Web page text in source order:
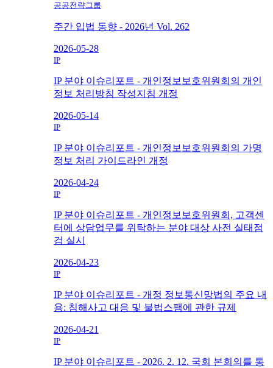
공공전략그룹
주간 입법 동향 - 2026년 Vol. 262
2026-05-28
IP
IP 분야 이슈리포트 - 개인정보보호위원회의 개인
정보 처리방침 작성지침 개정
2026-05-14
IP
IP 분야 이슈리포트 - 개인정보보호위원회의 가명
정보 처리 가이드라인 개정
2026-04-24
IP
IP 분야 이슈리포트 - 개인정보보호위원회, 고객센
터에 상담업무를 위탁하는 분야 대상 사전 실태점
검 실시
2026-04-23
IP
IP 분야 이슈리포트 - 개정 정보통신망법의 주요 내
용: 침해사고 대응 및 불법스팸에 관한 규제
2026-04-21
IP
IP 분야 이슈리포트 - 2026. 2. 12. 국회 본회의를 통